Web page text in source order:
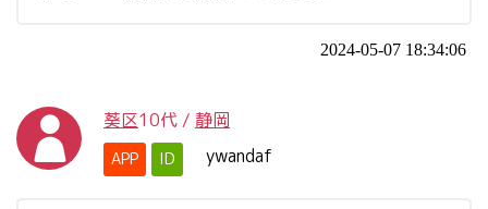
2024-05-07 18:34:06
葵区10代 / 静岡
APP ID ywandaf